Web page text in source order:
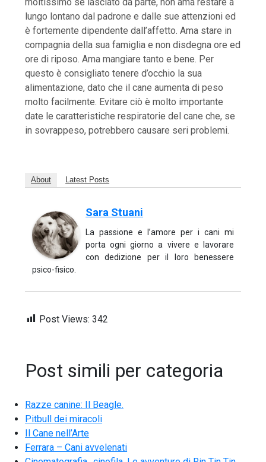
lungo lontano dal padrone e dalle sue attenzioni ed
è fortemente dipendente dall’affetto. Ama stare in
compagnia della sua famiglia e non disdegna ore ed
ore di riposo. Ama mangiare tanto e bene. Per
questo è consigliato tenere d’occhio la sua
alimentazione, dato che il cane aumenta di peso
molto facilmente. Evitare ciò è molto importante
date le caratteristiche respiratorie del cane che, se
in sovrappeso, potrebbero causare seri problemi.
About Latest Posts
Sara Stuani
La passione e l’amore per i cani mi
porta ogni giorno a vivere e lavorare
con dedizione per il loro benessere
psico-fisico.
Post Views: 342
Post simili per categoria
Razze canine: Il Beagle.
Pitbull dei miracoli
Il Cane nell’Arte
Ferrara – Cani avvelenati